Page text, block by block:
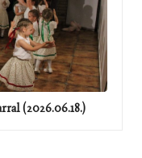
(2026.06.18.)